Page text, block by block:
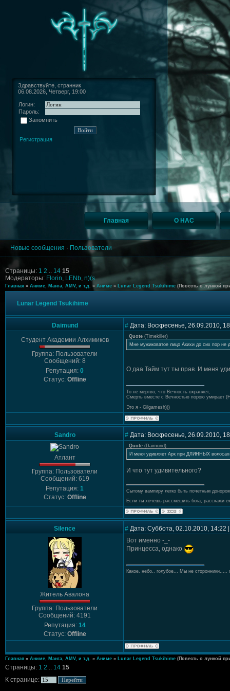
Здравствуйте, странник
06.08.2026, Четверг, 19:00
Логин:
Пароль:
Запомнить
Регистрация
Главная О НАС
Новые сообщения · Пользователи
Страницы: 1 2 .. 14 15
Модераторы: Florin, LENb, n)(s
Главная » Аниме, Манга, AMV, и т.д. » Аниме » Lunar Legend Tsukihime (Повесть о лунной
Lunar Legend Tsukihime
Daimund # Дата: Воскресенье, 26.09.2010,
Студент Академии Алхимиков
Группа: Пользователи
Сообщений: 8
Репутация: 0
Статус: Offline
Quote (Timekiller)
Мне мужиковатое лицо Акихи до сих пор не
О даа Тайм тут ты прав. И меня
То не мертво, что Вечность охраняет,
Смерть вместе с Вечностью порою умирает
Это я - Gilgamesh)))
Sandro # Дата: Воскресенье, 26.09.2010,
Атлант
Группа: Пользователи
Сообщений: 619
Репутация: 1
Статус: Offline
Quote (Daimund)
И меня удивляет Арк при ДЛИННЫХ
И что тут удивительного?
Сытому вампиру легко быть почетным
Если ты хочешь рассмешить бога, расскажи
Silence # Дата: Суббота, 02.10.2010,
Житель Авалона
Группа: Пользователи
Сообщений: 4191
Репутация: 14
Статус: Offline
Вот именно -_-
Принцесса, однако
Какое. небо.. голубое... Мы не сторонники.....
Главная » Аниме, Манга, AMV, и т.д. » Аниме » Lunar Legend Tsukihime (Повесть о лунной
Страницы: 1 2 .. 14 15
К странице: